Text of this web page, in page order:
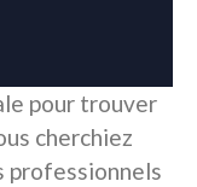
pour trouver
cherchiez
professionnels